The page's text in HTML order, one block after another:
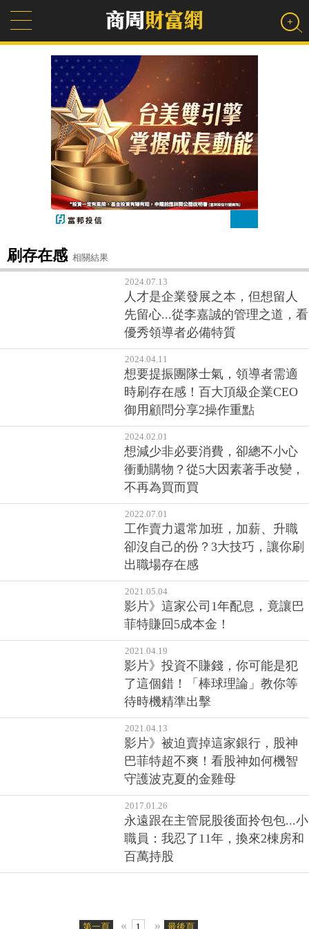
刷存在感 相關結果
2024.07.13
人才是企業發展之本，但想留人
先留心...從李嘉誠的管理之道，看
優秀領導者必備特質
2024.04.11
想要提振團隊士氣，領導者需適
時刷存在感！百大頂級企業CEO
御用顧問分享2操作重點
2024.02.01
想減少非必要消費，卻總不小心
衝動購物？從5大因素著手改變，
不再為買而買
2022.07.01
工作賣力還常加班，加薪、升職
卻沒自己的份？3大技巧，讓你刷
出職場存在感
2021.05.04
影片》這家公司1年配息，竟讓巴
菲特賺回5成本金！
2021.04.19
影片》投資不賺錢，你可能是犯
了這個錯！「棒球理論」教你等
待時機精準出擊
2021.04.13
影片》被迫賣掉這家銀行，股神
巴菲特超不爽！看股神如何機智
守護波克夏的金雞母
2017.01.26
永遠跟在主管屁股後面拎包包...小
職員：我忍了11年，換來2棟房和
百萬持股
第一頁 « 1 » 最後頁